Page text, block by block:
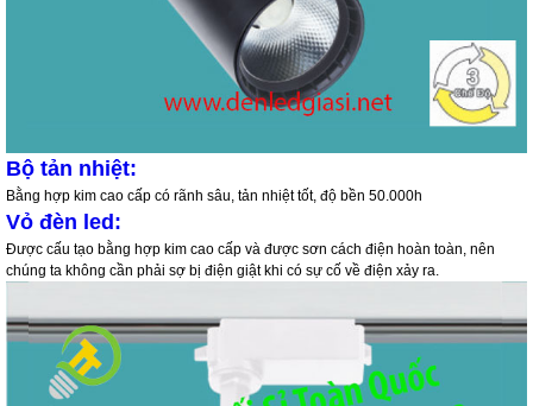
Bộ tản nhiệt:
Bằng hợp kim cao cấp có rãnh sâu, tản nhiệt tốt, độ bền 50.000h
Vỏ đèn led:
Được cấu tạo bằng hợp kim cao cấp và được sơn cách điện hoàn toàn, nên
chúng ta không cần phải sợ bị điện giật khi có sự cố về điện xảy ra.